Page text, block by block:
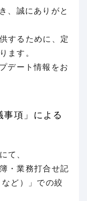
、誠にありがと
するために、定
ます。
デート情報をお
事項」による
て、
・業務打合せ記
ど）」での絞